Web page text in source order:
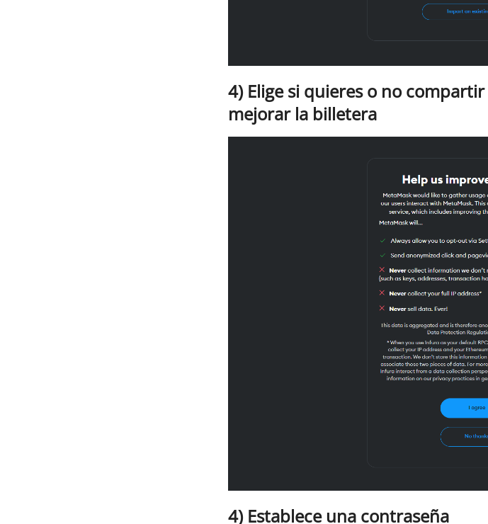
4) Elige si quieres o no
mejorar la billetera
4) Establece una contraseña